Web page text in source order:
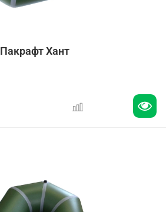
Пакрафт Хант